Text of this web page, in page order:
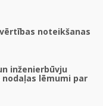
noteikšanas
inženierbūvju
lēmumi par